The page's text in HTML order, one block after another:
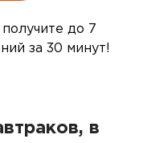
до 7
за 30 минут!
в